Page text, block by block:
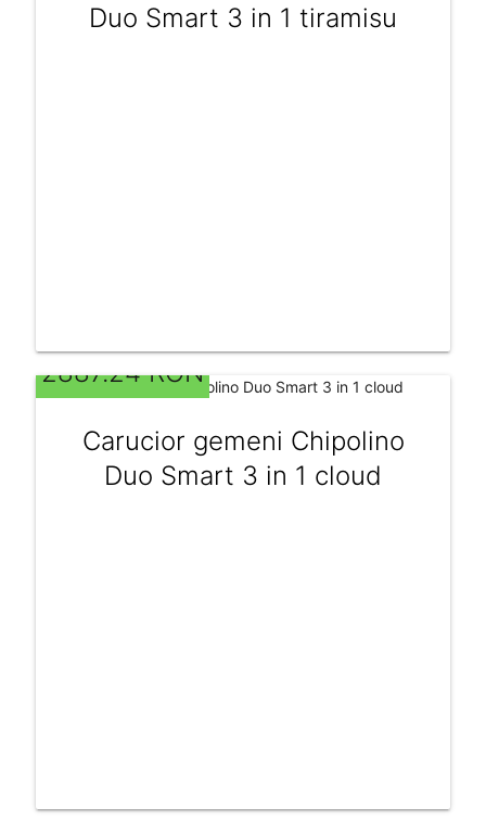
Duo Smart 3 in 1 tiramisu
2887.24 RON
Carucior gemeni Chipolino
Duo Smart 3 in 1 cloud